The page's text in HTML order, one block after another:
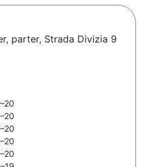
parter, Strada Divizia 9